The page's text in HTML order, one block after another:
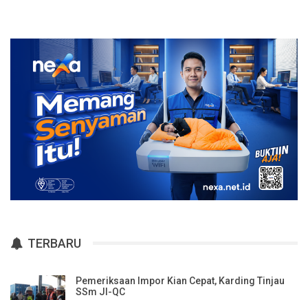
TERBARU
Pemeriksaan Impor Kian Cepat, Karding Tinjau
SSm JI-QC